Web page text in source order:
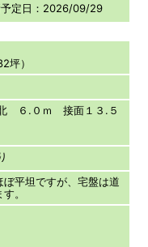
定日：2026/09/29
坪）
６.０ｍ 接面１３.５
平坦ですが、宅盤は道
。